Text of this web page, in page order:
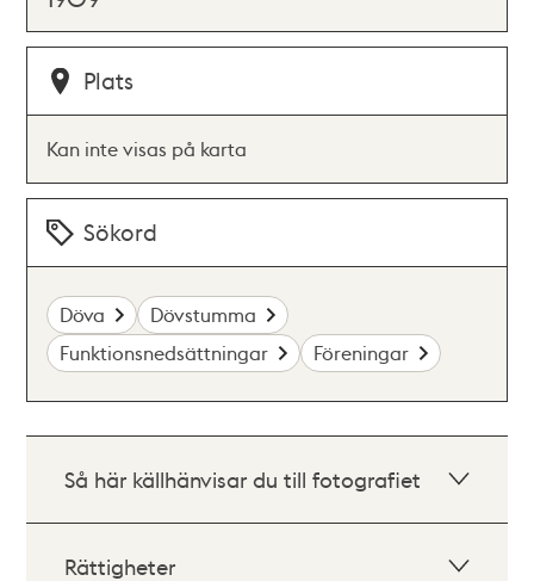
Plats
Kan inte visas på karta
Sökord
Döva
Dövstumma
Funktionsnedsättningar
Föreningar
Så här källhänvisar du till fotografiet
Rättigheter